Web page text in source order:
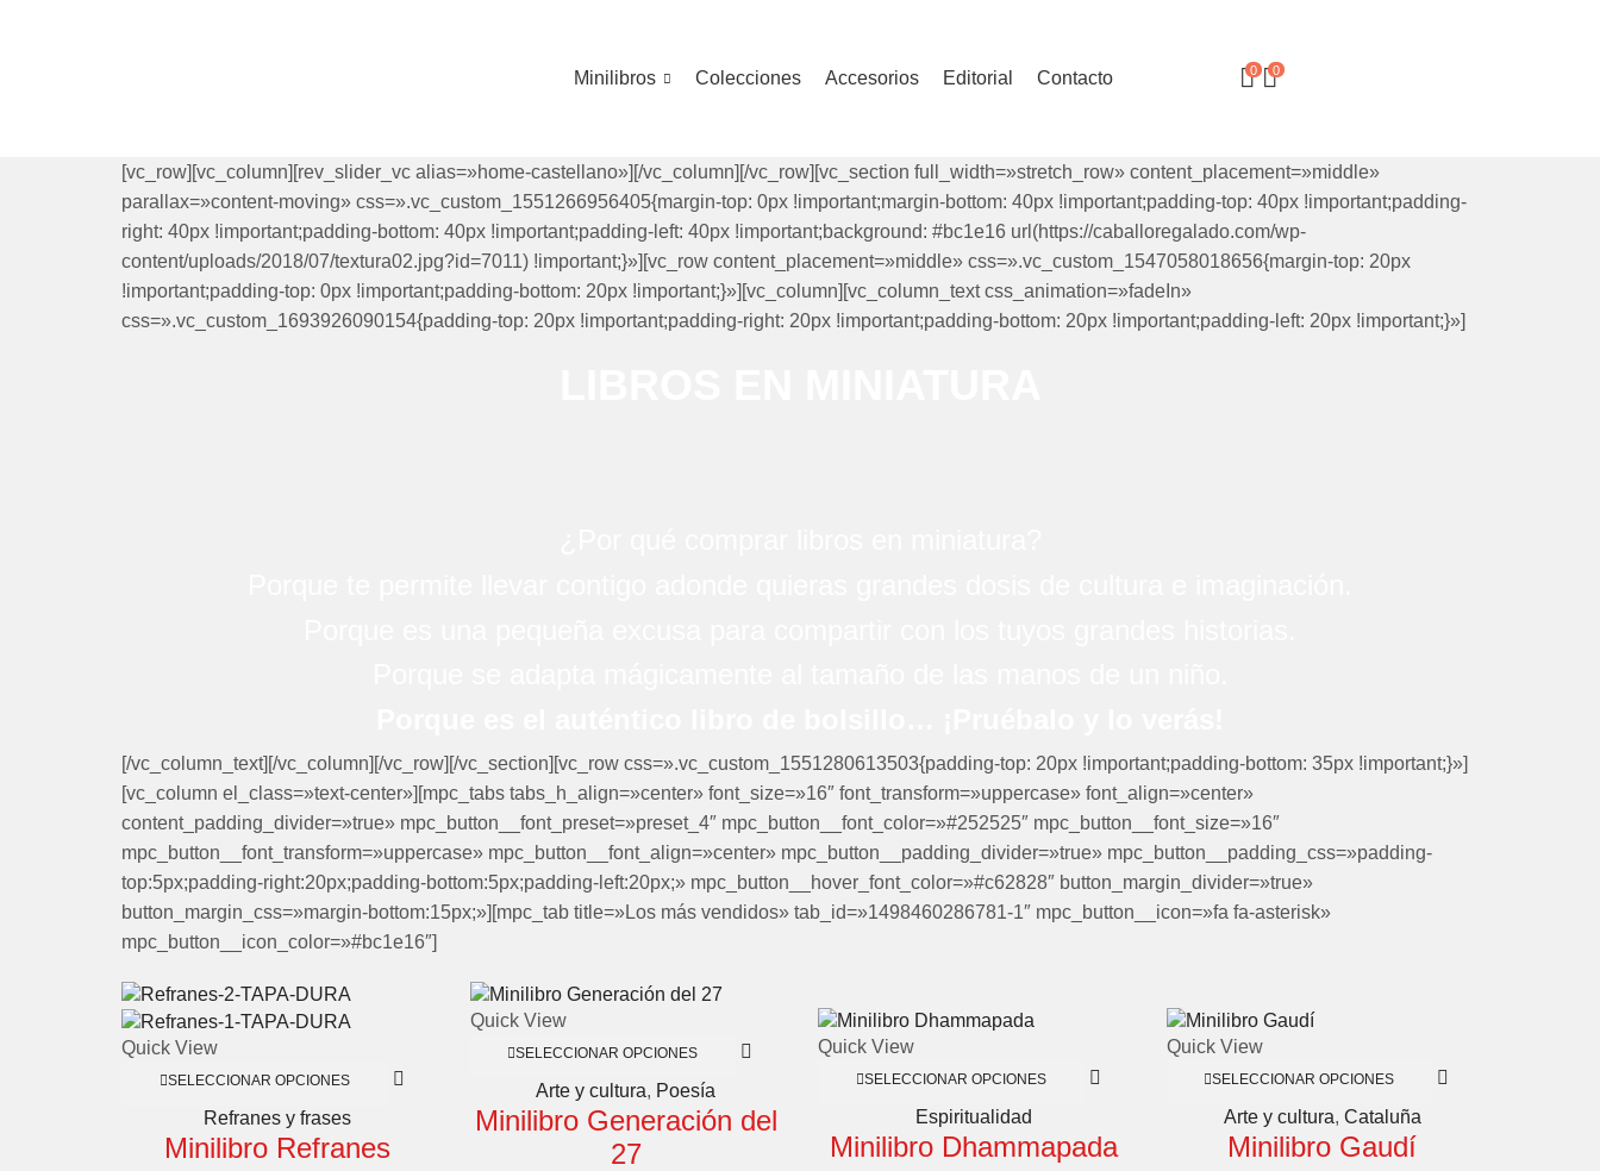
Minilibros Colecciones Accesorios Editorial Contacto 0 0
[vc_row][vc_column][rev_slider_vc alias=»home-castellano»][/vc_column][/vc_row][vc_section full_width=»stretch_row» content_placement=»middle»
parallax=»content-moving» css=».vc_custom_1551266956405{margin-top: 0px !important;margin-bottom: 40px !important;padding-top: 40px !important;padding-
right: 40px !important;padding-bottom: 40px !important;padding-left: 40px !important;background: #bc1e16 url(https://caballoregalado.com/wp-
content/uploads/2018/07/textura02.jpg?id=7011) !important;}»][vc_row content_placement=»middle» css=».vc_custom_1547058018656{margin-top: 20px
!important;padding-top: 0px !important;padding-bottom: 20px !important;}»][vc_column][vc_column_text css_animation=»fadeIn»
css=».vc_custom_1693926090154{padding-top: 20px !important;padding-right: 20px !important;padding-bottom: 20px !important;padding-left: 20px !important;}»]
[/vc_column_text][/vc_column][/vc_row][/vc_section][vc_row css=».vc_custom_1551280613503{padding-top: 20px !important;padding-bottom: 35px !important;}»]
[vc_column el_class=»text-center»][mpc_tabs tabs_h_align=»center» font_size=»16″ font_transform=»uppercase» font_align=»center»
content_padding_divider=»true» mpc_button__font_preset=»preset_4″ mpc_button__font_color=»#252525″ mpc_button__font_size=»16″
mpc_button__font_transform=»uppercase» mpc_button__font_align=»center» mpc_button__padding_divider=»true» mpc_button__padding_css=»padding-
top:5px;padding-right:20px;padding-bottom:5px;padding-left:20px;» mpc_button__hover_font_color=»#c62828″ button_margin_divider=»true»
button_margin_css=»margin-bottom:15px;»][mpc_tab title=»Los más vendidos» tab_id=»1498460286781-1″ mpc_button__icon=»fa fa-asterisk»
mpc_button__icon_color=»#bc1e16″]
Quick View
SELECCIONAR OPCIONES
Refranes y frases
Minilibro Refranes
Quick View
SELECCIONAR OPCIONES
Arte y cultura, Poesía
Minilibro Generación del
27
Quick View
SELECCIONAR OPCIONES
Espiritualidad
Minilibro Dhammapada
Quick View
SELECCIONAR OPCIONES
Arte y cultura, Cataluña
Minilibro Gaudí